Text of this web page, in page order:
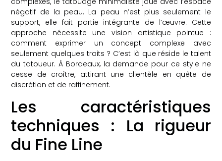
négatif de la peau. La peau n’est plus seulement le
support, elle fait partie intégrante de l’œuvre. Cette
approche nécessite une vision artistique pointue :
comment exprimer un concept complexe avec
seulement quelques traits ? C’est là que réside le talent
du tatoueur. À Bordeaux, la demande pour ce style ne
cesse de croître, attirant une clientèle en quête de
discrétion et de raffinement.
Les caractéristiques
techniques : La rigueur
du Fine Line